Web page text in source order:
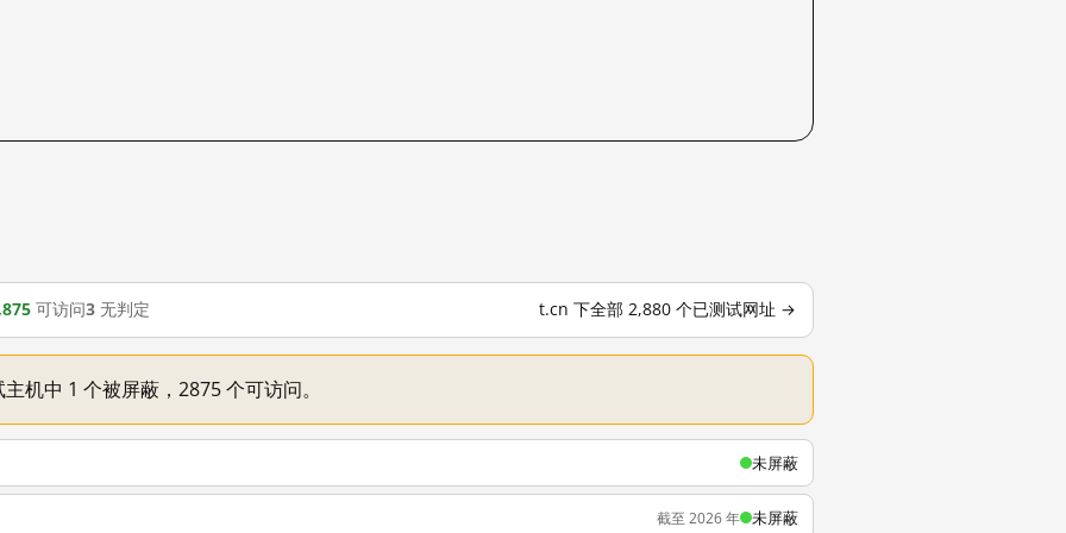
可访问3 无判定 t.cn 下全部 2,880 个已测试网址 →
机中 1 个被屏蔽，2875 个可访问。
未屏蔽
截至 2026 年 未屏蔽